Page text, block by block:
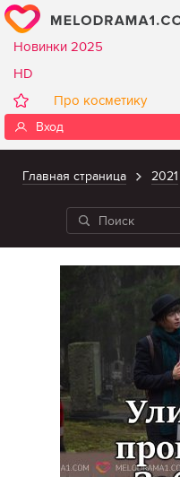
Новинки 2025
HD
Про косметику
Вход
Главная страница 2021